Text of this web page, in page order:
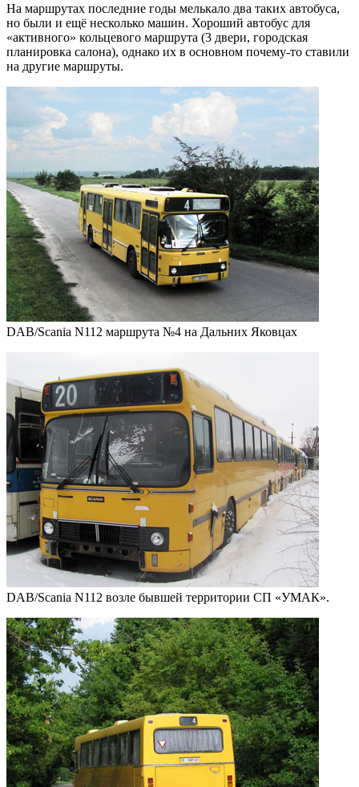
На маршрутах последние годы мелькало два таких автобуса,
но были и ещё несколько машин. Хороший автобус для
«активного» кольцевого маршрута (3 двери, городская
планировка салона), однако их в основном почему-то ставили
на другие маршруты.
DAB/Scania N112 маршрута №4 на Дальних Яковцах
DAB/Scania N112 возле бывшей территории СП «УМАК».